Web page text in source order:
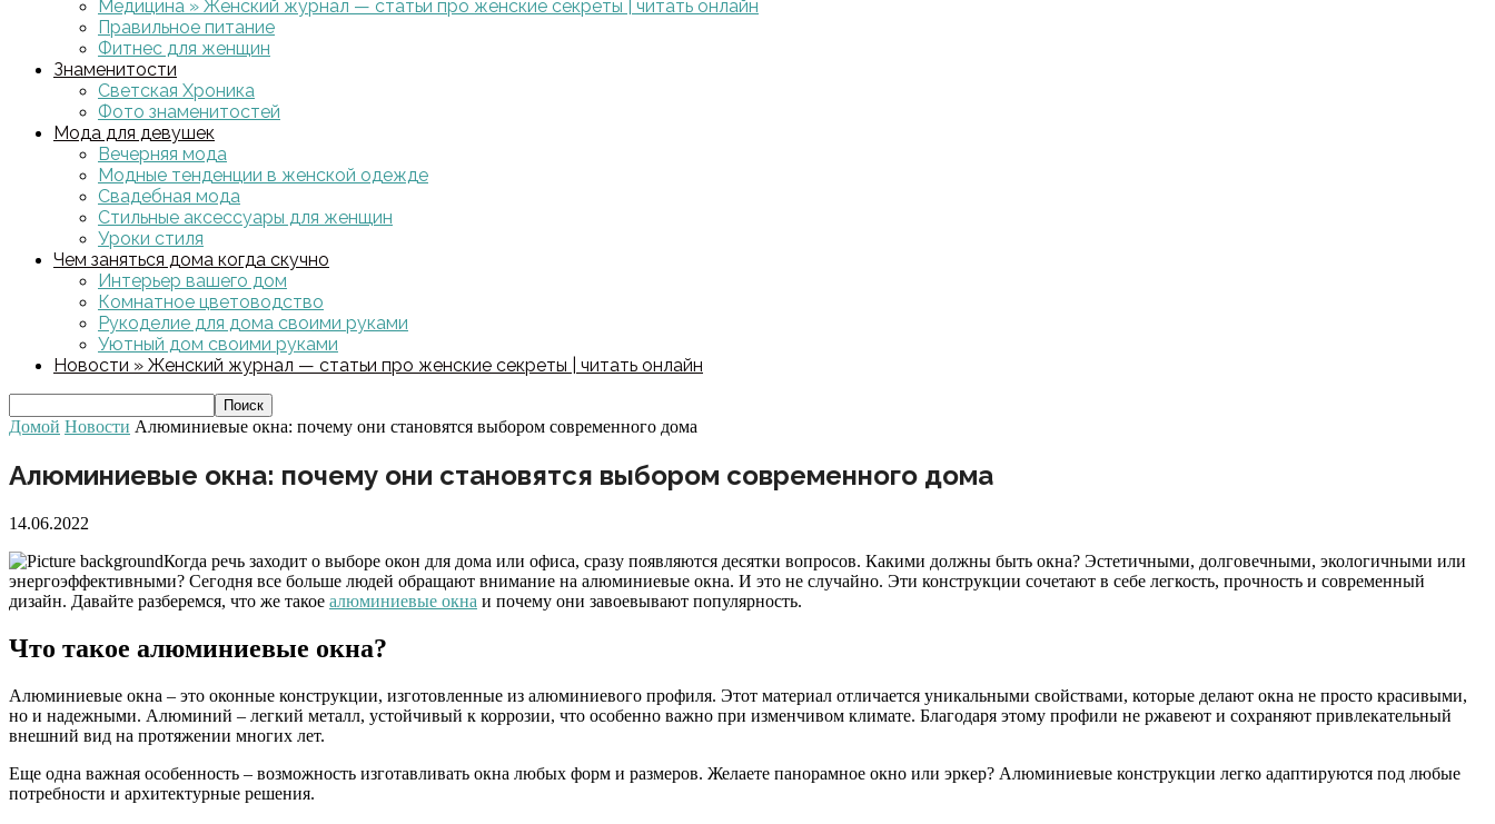
Медицина » Женский журнал — статьи про женские секреты | читать онлайн
Правильное питание
Фитнес для женщин
Знаменитости
Светская Хроника
Фото знаменитостей
Мода для девушек
Вечерняя мода
Модные тенденции в женской одежде
Свадебная мода
Стильные аксессуары для женщин
Уроки стиля
Чем заняться дома когда скучно
Интерьер вашего дом
Комнатное цветоводство
Рукоделие для дома своими руками
Уютный дом своими руками
Новости » Женский журнал — статьи про женские секреты | читать онлайн
Домой Новости Алюминиевые окна: почему они становятся выбором современного дома
Алюминиевые окна: почему они становятся выбором современного дома
14.06.2022
Когда речь заходит о выборе окон для дома или офиса, сразу появляются десятки вопросов. Какими должны быть окна? Эстетичными, долговечными, экологичными или
энергоэффективными? Сегодня все больше людей обращают внимание на алюминиевые окна. И это не случайно. Эти конструкции сочетают в себе легкость, прочность и современный
дизайн. Давайте разберемся, что же такое алюминиевые окна и почему они завоевывают популярность.
Что такое алюминиевые окна?
Алюминиевые окна – это оконные конструкции, изготовленные из алюминиевого профиля. Этот материал отличается уникальными свойствами, которые делают окна не просто красивыми,
но и надежными. Алюминий – легкий металл, устойчивый к коррозии, что особенно важно при изменчивом климате. Благодаря этому профили не ржавеют и сохраняют привлекательный
внешний вид на протяжении многих лет.
Еще одна важная особенность – возможность изготавливать окна любых форм и размеров. Желаете панорамное окно или эркер? Алюминиевые конструкции легко адаптируются под любые
потребности и архитектурные решения.